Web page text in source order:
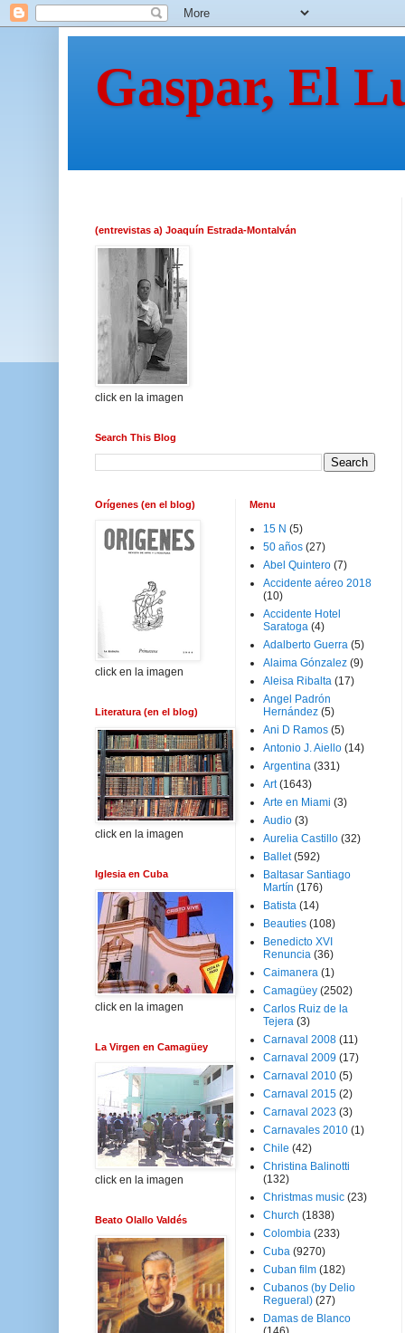
Gaspar, El
(entrevistas a) Joaquín Estrada-Montalván
click en la imagen
Search This Blog
Orígenes (en el blog)
click en la imagen
Literatura (en el blog)
click en la imagen
Iglesia en Cuba
click en la imagen
La Virgen en Camagüey
click en la imagen
Beato Olallo Valdés
Menu
15 N (5)
50 años (27)
Abel Quintero (7)
Accidente aéreo 2018
(10)
Accidente Hotel
Saratoga (4)
Adalberto Guerra (5)
Alaima Gónzalez (9)
Aleisa Ribalta (17)
Angel Padrón
Hernández (5)
Ani D Ramos (5)
Antonio J. Aiello (14)
Argentina (331)
Art (1643)
Arte en Miami (3)
Audio (3)
Aurelia Castillo (32)
Ballet (592)
Baltasar Santiago
Martín (176)
Batista (14)
Beauties (108)
Benedicto XVI
Renuncia (36)
Caimanera (1)
Camagüey (2502)
Carlos Ruiz de la
Tejera (3)
Carnaval 2008 (11)
Carnaval 2009 (17)
Carnaval 2010 (5)
Carnaval 2015 (2)
Carnaval 2023 (3)
Carnavales 2010 (1)
Chile (42)
Christina Balinotti
(132)
Christmas music (23)
Church (1838)
Colombia (233)
Cuba (9270)
Cuban film (182)
Cubanos (by Delio
Regueral) (27)
Damas de Blanco